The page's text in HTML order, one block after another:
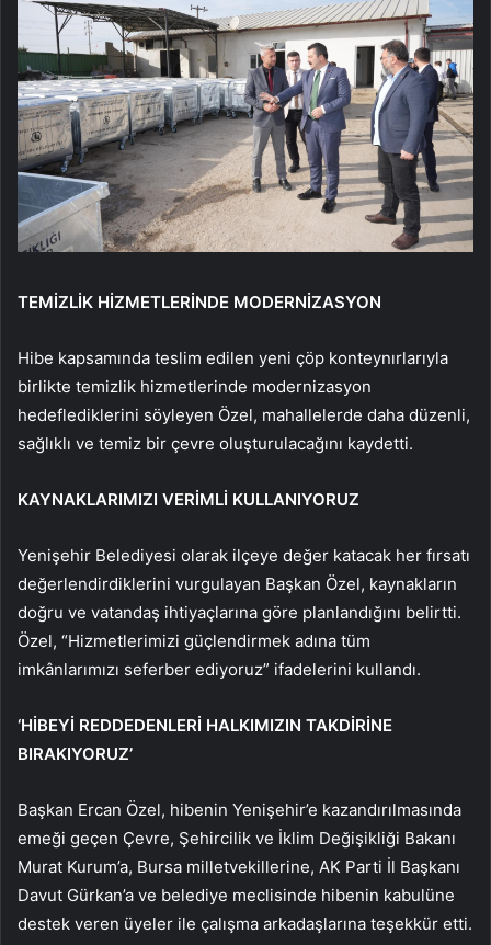
TEMİZLİK HİZMETLERİNDE MODERNİZASYON
Hibe kapsamında teslim edilen yeni çöp konteynırlarıyla
birlikte temizlik hizmetlerinde modernizasyon
hedeflediklerini söyleyen Özel, mahallelerde daha düzenli,
sağlıklı ve temiz bir çevre oluşturulacağını kaydetti.
KAYNAKLARIMIZI VERİMLİ KULLANIYORUZ
Yenişehir Belediyesi olarak ilçeye değer katacak her fırsatı
değerlendirdiklerini vurgulayan Başkan Özel, kaynakların
doğru ve vatandaş ihtiyaçlarına göre planlandığını belirtti.
Özel, “Hizmetlerimizi güçlendirmek adına tüm
imkânlarımızı seferber ediyoruz” ifadelerini kullandı.
‘HİBEYİ REDDEDENLERİ HALKIMIZIN TAKDİRİNE
BIRAKIYORUZ’
Başkan Ercan Özel, hibenin Yenişehir’e kazandırılmasında
emeği geçen Çevre, Şehircilik ve İklim Değişikliği Bakanı
Murat Kurum’a, Bursa milletvekillerine, AK Parti İl Başkanı
Davut Gürkan’a ve belediye meclisinde hibenin kabulüne
destek veren üyeler ile çalışma arkadaşlarına teşekkür etti.